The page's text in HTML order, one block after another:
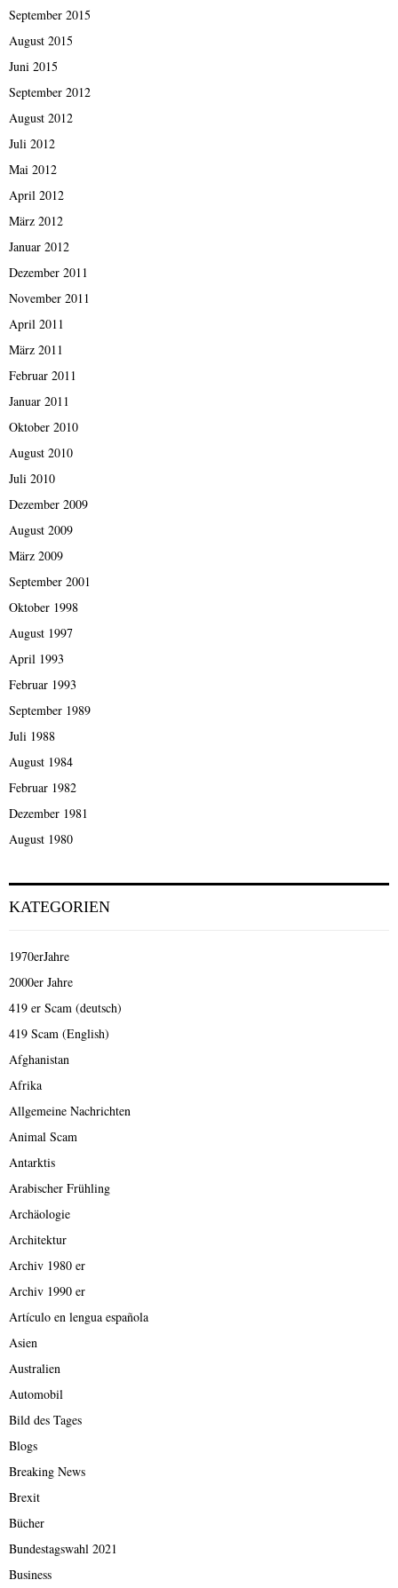
September 2015
August 2015
Juni 2015
September 2012
August 2012
Juli 2012
Mai 2012
April 2012
März 2012
Januar 2012
Dezember 2011
November 2011
April 2011
März 2011
Februar 2011
Januar 2011
Oktober 2010
August 2010
Juli 2010
Dezember 2009
August 2009
März 2009
September 2001
Oktober 1998
August 1997
April 1993
Februar 1993
September 1989
Juli 1988
August 1984
Februar 1982
Dezember 1981
August 1980
KATEGORIEN
1970erJahre
2000er Jahre
419 er Scam (deutsch)
419 Scam (English)
Afghanistan
Afrika
Allgemeine Nachrichten
Animal Scam
Antarktis
Arabischer Frühling
Archäologie
Architektur
Archiv 1980 er
Archiv 1990 er
Artículo en lengua española
Asien
Australien
Automobil
Bild des Tages
Blogs
Breaking News
Brexit
Bücher
Bundestagswahl 2021
Business